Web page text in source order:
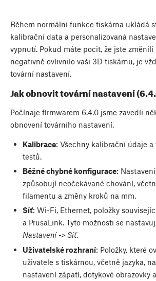
Během normální funkce tiskárna ukládá
kalibrační data a personalizovaná
vypnutí. Pokud máte pocit, že jste změnili
negativně ovlivnilo vaši 3D tiskárnu, je
tovární nastavení.
Jak obnovit tovární nastavení
Počínaje firmwarem 6.4.0 jsme zavedli
obnovení továrního nastavení.
Kalibrace: Všechny kalibrační údaje a
testů.
Běžné chybné konfigurace:
způsobují neočekávané chování,
filamentu a změny kroků na mm.
Síť: Wi-Fi, Ethernet, položky
a PrusaLink. Tyto možnosti se
Nastavení -> Síť.
Uživatelské rozhraní: Položky, které
uživatele s tiskárnou, včetně jazyka,
nastavení zápatí, dotykové obrazovky